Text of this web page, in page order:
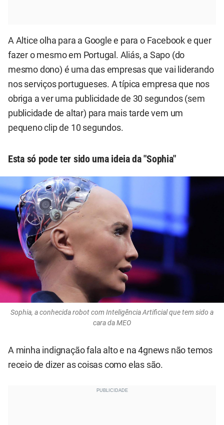
A Altice olha para a Google e para o Facebook e quer
fazer o mesmo em Portugal. Aliás, a Sapo (do
mesmo dono) é uma das empresas que vai liderando
nos serviços portugueses. A típica empresa que nos
obriga a ver uma publicidade de 30 segundos (sem
publicidade de altar) para mais tarde vem um
pequeno clip de 10 segundos.
Esta só pode ter sido uma ideia da "Sophia"
Sophia, a conhecida robot com Inteligência Artificial que tem sido a
cara da MEO
A minha indignação fala alto e na 4gnews não temos
receio de dizer as coisas como elas são.